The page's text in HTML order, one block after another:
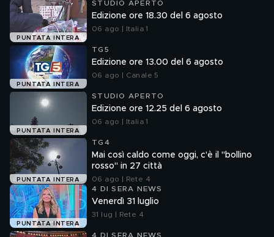
PUNTATA INTERA
STUDIO APERTO
Edizione ore 18.30 del 6 agosto
06 ago | Italia 1
PUNTATA INTERA
TG5
Edizione ore 13.00 del 6 agosto
06 ago | Canale 5
PUNTATA INTERA
STUDIO APERTO
Edizione ore 12.25 del 6 agosto
06 ago | Italia 1
PUNTATA INTERA
TG4
Mai così caldo come oggi, c'è il "bollino
rosso" in 27 città
06 ago | Rete 4
PUNTATA INTERA
4 DI SERA NEWS
Venerdì 31 luglio
31 lug | Rete 4
4 DI SERA NEWS